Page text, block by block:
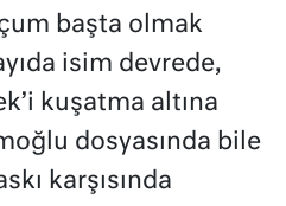
başta olmak
isim devrede,
kuşatma altına
dosyasında bile
karşısında